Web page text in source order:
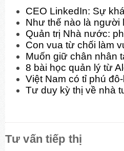
CEO LinkedIn: Sự
Như thế nào là người
Quản trị Nhà nước:
Con vua từ chối làm
Muốn giữ chân nhân
8 bài học quản lý từ
Việt Nam có tỉ phú
Tư duy kỳ thị về nhà
Tư vấn tiếp thị